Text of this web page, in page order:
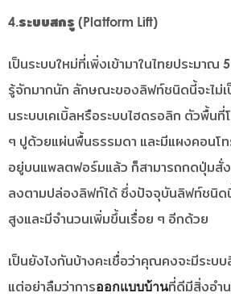
4.ระบบสกรู (Platform Lift)
เป็นระบบใหม่ที่เพิ่งเข้ามาในไทยประมาณ
รู้จักมากนัก ลักษณะของลิฟท์ชนิดนี้จะไม่เ
นระบบเคเบิ้ลหรือระบบไฮดรอลิก ตัวพื้นที่
ๆ ปูด้วยแผ่นพื้นธรรมดา และมีแผงคอนโท
อยู่บนแพลตฟอร์มแล้ว ก็สามารถกดปุ่มสั่
ลงตามปล่องลิฟท์ได้ ซึ่งปัจจุบันลิฟท์ชนิด
สูงและมีจำนวนเพิ่มขึ้นเรื่อย ๆ อีกด้วย
เป็นยังไงกันบ้างคะเชื่อว่าคุณคงจะมีระบ
แต่อย่าลืมว่าการออกแบบบ้านที่ดีมีสิ่งอำ